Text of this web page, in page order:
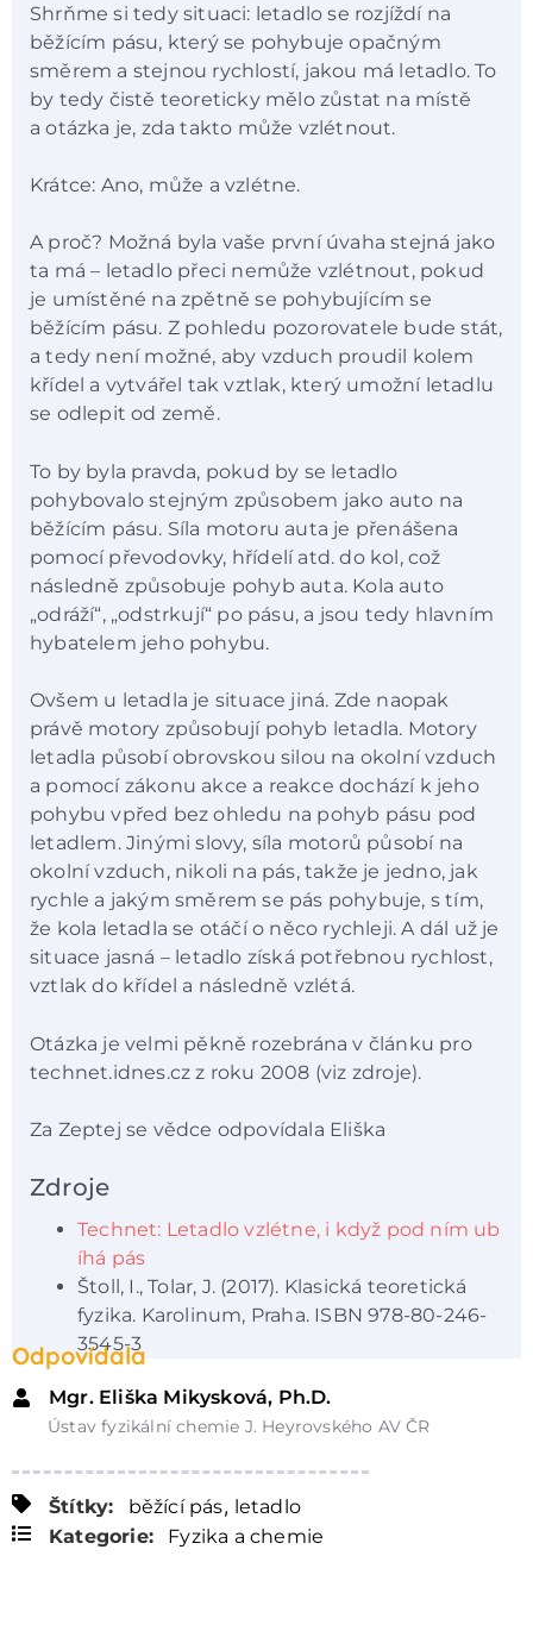
Shrňme si tedy situaci: letadlo se rozjíždí na
běžícím pásu, který se pohybuje opačným
směrem a stejnou rychlostí, jakou má letadlo. To
by tedy čistě teoreticky mělo zůstat na místě
a otázka je, zda takto může vzlétnout.
Krátce: Ano, může a vzlétne.
A proč? Možná byla vaše první úvaha stejná jako
ta má – letadlo přeci nemůže vzlétnout, pokud
je umístěné na zpětně se pohybujícím se
běžícím pásu. Z pohledu pozorovatele bude stát,
a tedy není možné, aby vzduch proudil kolem
křídel a vytvářel tak vztlak, který umožní letadlu
se odlepit od země.
To by byla pravda, pokud by se letadlo
pohybovalo stejným způsobem jako auto na
běžícím pásu. Síla motoru auta je přenášena
pomocí převodovky, hřídelí atd. do kol, což
následně způsobuje pohyb auta. Kola auto
„odráží“, „odstrkují“ po pásu, a jsou tedy hlavním
hybatelem jeho pohybu.
Ovšem u letadla je situace jiná. Zde naopak
právě motory způsobují pohyb letadla. Motory
letadla působí obrovskou silou na okolní vzduch
a pomocí zákonu akce a reakce dochází k jeho
pohybu vpřed bez ohledu na pohyb pásu pod
letadlem. Jinými slovy, síla motorů působí na
okolní vzduch, nikoli na pás, takže je jedno, jak
rychle a jakým směrem se pás pohybuje, s tím,
že kola letadla se otáčí o něco rychleji. A dál už je
situace jasná – letadlo získá potřebnou rychlost,
vztlak do křídel a následně vzlétá.
Otázka je velmi pěkně rozebrána v článku pro
technet.idnes.cz z roku 2008 (viz zdroje).
Za Zeptej se vědce odpovídala Eliška
Zdroje
Technet: Letadlo vzlétne, i když pod ním ub
íhá pás
Štoll, I., Tolar, J. (2017). Klasická teoretická
fyzika. Karolinum, Praha. ISBN 978-80-246-
3545-3
Odpovídala
Mgr. Eliška Mikysková, Ph.D.
Ústav fyzikální chemie J. Heyrovského AV ČR
Štítky: běžící pás, letadlo
Kategorie:
Fyzika a chemie